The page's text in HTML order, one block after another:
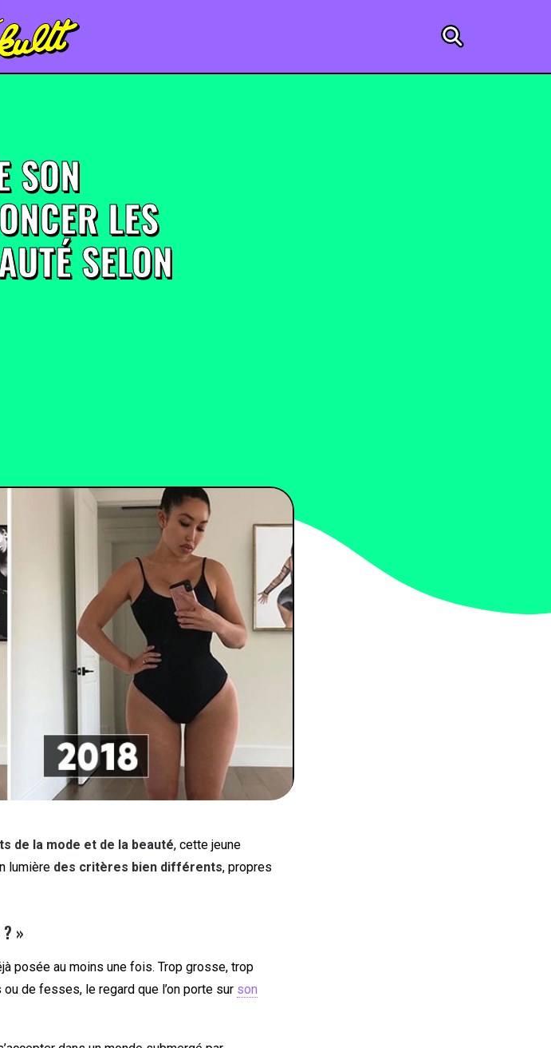
SON
LES
SELON
de la mode et de la beauté, cette jeune
lumière des critères bien différents, propres
»
posée au moins une fois. Trop grosse, trop
de fesses, le regard que l’on porte sur son